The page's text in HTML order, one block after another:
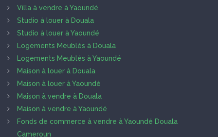
Villa à vendre à Yaoundé
Studio à louer à Douala
Studio à louer à Yaoundé
Logements Meublés à Douala
Logements Meublés à Yaoundé
Maison à louer à Douala
Maison à louer à Yaoundé
Maison à vendre à Douala
Maison à vendre à Yaoundé
Fonds de commerce à vendre à Yaoundé Douala
Cameroun